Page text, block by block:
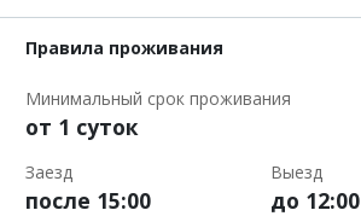
Правила проживания
Минимальный срок проживания
от 1 суток
Заезд
после 15:00
Выезд
до 12:00